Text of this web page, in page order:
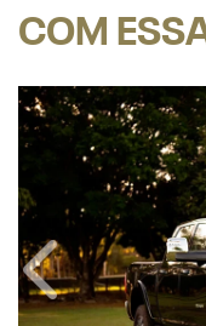
COM
Anterior